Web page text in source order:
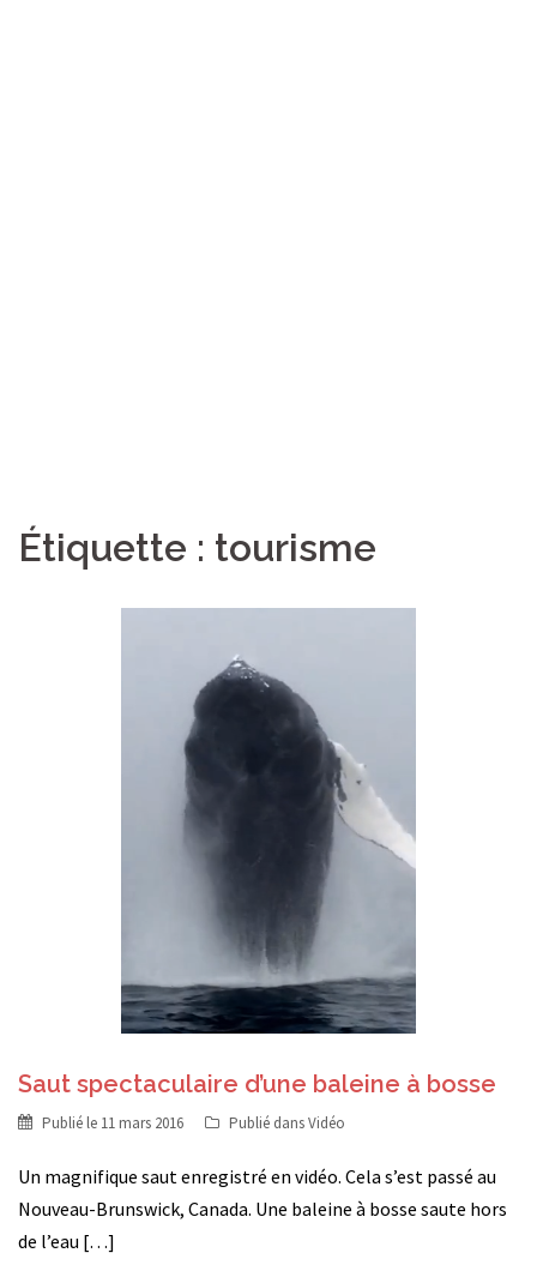
Étiquette : tourisme
Saut spectaculaire d’une baleine à bosse
Publié le 11 mars 2016 Publié dansVidéo
Un magnifique saut enregistré en vidéo. Cela s’est passé au
Nouveau-Brunswick, Canada. Une baleine à bosse saute hors
de l’eau […]